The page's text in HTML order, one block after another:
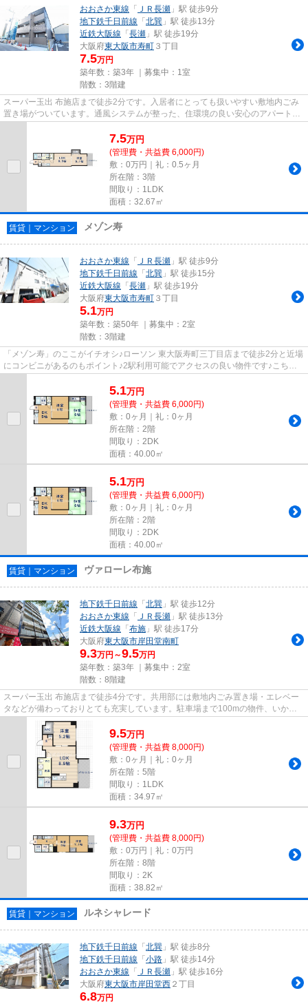
おおさか東線 「 ＪＲ長瀬 」駅 徒歩9分
地下鉄千日前線 「北巽 」駅 徒歩13分
近鉄大阪線 「長瀬 」駅 徒歩19分
大阪府東大阪市寿町 ３丁目
7.5万円
築年数：築3年 ｜募集中： 1室
階数：3階建
スーパー玉出 布施店まで徒歩2分です。入居者にとっても扱いやすい敷地内ごみ
置き場がついています。通風システムが整った、住環境の良い安心のアパートで
す。様々な場所へのアクセス...
7.5万円
(管理費・共益費 6,000円)
敷：0万円｜礼：0.5ヶ月
所在階：3階
間取り：1LDK
面積：32.67㎡
賃貸｜マンション メゾン寿
おおさか東線 「 ＪＲ長瀬 」駅 徒歩9分
地下鉄千日前線 「北巽 」駅 徒歩15分
近鉄大阪線 「長瀬 」駅 徒歩19分
大阪府東大阪市寿町 ３丁目
5.1万円
築年数：築50年 ｜募集中： 2室
階数：3階建
「メゾン寿」のここがイチオシ♪ローソン 東大阪寿町三丁目店まで徒歩2分と近場
にコンビニがあるのもポイント♪2駅利用可能でアクセスの良い物件です♪こちら
の物件はマンションです♪でき...
5.1万円
(管理費・共益費 6,000円)
敷：0ヶ月｜礼：0ヶ月
所在階：2階
間取り：2DK
面積：40.00㎡
5.1万円
(管理費・共益費 6,000円)
敷：0ヶ月｜礼：0ヶ月
所在階：2階
間取り：2DK
面積：40.00㎡
賃貸｜マンション ヴァローレ布施
地下鉄千日前線 「北巽 」駅 徒歩12分
おおさか東線 「 ＪＲ長瀬 」駅 徒歩13分
近鉄大阪線 「布施 」駅 徒歩17分
大阪府東大阪市岸田堂南町
9.3万円～9.5万円
築年数：築3年 ｜募集中： 2室
階数：8階建
スーパー玉出 布施店まで徒歩4分です。共用部には敷地内ごみ置き場・エレベー
タなどが備わっておりとても充実しています。駐車場まで100mの物件、いかが
でしょうか。常に新鮮な空気を...
9.5万円
(管理費・共益費 8,000円)
敷：0ヶ月｜礼：0ヶ月
所在階：5階
間取り：1LDK
面積：34.97㎡
9.3万円
(管理費・共益費 8,000円)
敷：0万円｜礼：0万円
所在階：8階
間取り：2K
面積：38.82㎡
賃貸｜マンション ルネシャレード
地下鉄千日前線 「北巽 」駅 徒歩8分
地下鉄千日前線 「小路 」駅 徒歩14分
おおさか東線 「 ＪＲ長瀬 」駅 徒歩16分
大阪府東大阪市岸田堂西 ２丁目
6.8万円